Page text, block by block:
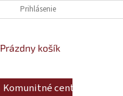
MOJA OBJEDNÁVKA
Prihlásenie
NÁKUPNÝ
Prázdny košík
Komunitné centrum